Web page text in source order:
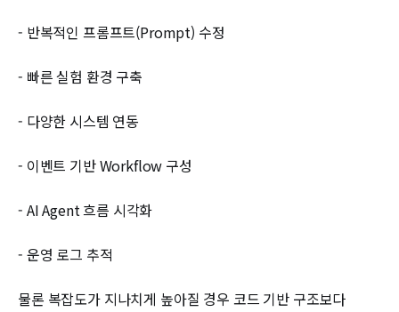
- 반복적인 프롬프트(Prompt) 수정
- 빠른 실험 환경 구축
- 다양한 시스템 연동
- 이벤트 기반 Workflow 구성
- AI Agent 흐름 시각화
- 운영 로그 추적
물론 복잡도가 지나치게 높아질 경우 코드 기반 구조보다